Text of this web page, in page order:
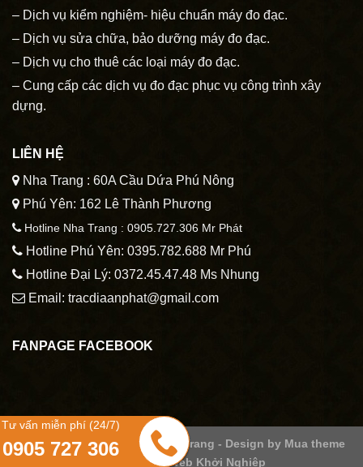
– Dịch vụ kiểm nghiệm- hiệu chuẩn máy đo đạc.
– Dịch vụ sửa chữa, bảo dưỡng máy đo đạc.
– Dịch vụ cho thuê các loại máy đo đạc.
– Cung cấp các dịch vụ đo đạc phục vụ công trình xây
dựng.
LIÊN HỆ
Nha Trang : 60A Cầu Dứa Phú Nông
Phú Yên: 162 Lê Thành Phương
Hotline Nha Trang : 0905.727.306 Mr Phát
Hotline Phú Yên: 0395.782.688 Mr Phú
Hotline Đại Lý: 0372.45.47.48 Ms Nhung
Email: tracdiaanphat@gmail.com
FANPAGE FACEBOOK
Copyright 2026 ©Trắc địa Nha Trang - Design by Mua theme
Wordpress- Web Khởi Nghiệp
Tư vấn miễn phí (24/7)
0905 727 306